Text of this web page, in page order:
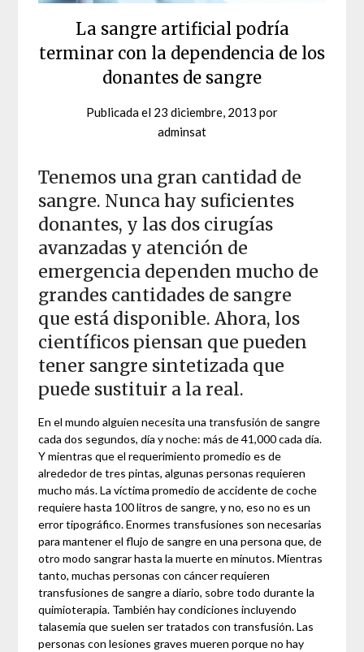
La sangre artificial podría
terminar con la dependencia de los
donantes de sangre
Publicada el 23 diciembre, 2013 por
adminsat
Tenemos una gran cantidad de
sangre. Nunca hay suficientes
donantes, y las dos cirugías
avanzadas y atención de
emergencia dependen mucho de
grandes cantidades de sangre
que está disponible. Ahora, los
científicos piensan que pueden
tener sangre sintetizada que
puede sustituir a la real.
En el mundo alguien necesita una transfusión de sangre
cada dos segundos, día y noche: más de 41,000 cada día.
Y mientras que el requerimiento promedio es de
alrededor de tres pintas, algunas personas requieren
mucho más. La víctima promedio de accidente de coche
requiere hasta 100 litros de sangre, y no, eso no es un
error tipográfico. Enormes transfusiones son necesarias
para mantener el flujo de sangre en una persona que, de
otro modo sangrar hasta la muerte en minutos. Mientras
tanto, muchas personas con cáncer requieren
transfusiones de sangre a diario, sobre todo durante la
quimioterapia. También hay condiciones incluyendo
talasemia que suelen ser tratados con transfusión. Las
personas con lesiones graves mueren porque no hay